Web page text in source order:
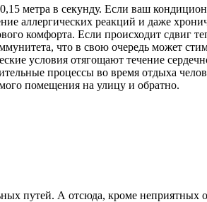
метра в секунду. Если ваш
аллергических реакций и даже
комфорта. Если происходит сдвиг
что в свою очередь может
условия отягощают течение
процессы во время отдыха
помещения на улицу и обратно.
путей. А отсюда, кроме